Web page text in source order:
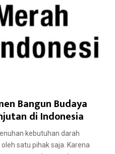
Bangun Budaya
di Indonesia
kebutuhan darah
satu pihak saja. Karena